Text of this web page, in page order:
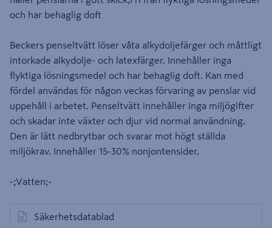
och har behaglig doft
Beckers penseltvätt löser våta alkydoljefärger och måttligt
intorkade alkydolje- och latexfärger. Innehåller inga
flyktiga lösningsmedel och har behaglig doft. Kan med
fördel användas för någon veckas förvaring av penslar vid
uppehåll i arbetet. Penseltvätt innehåller inga miljögifter
och skadar inte växter och djur vid normal användning.
Den är lätt nedbrytbar och svarar mot högt ställda
miljökrav. Innehåller 15-30% nonjontensider.
-;Vatten;-
Säkerhetsdatablad
öppnas i en ny flik